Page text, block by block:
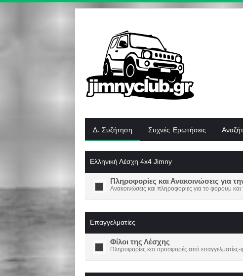
Δ. Συζήτηση Συχνές Ερωτήσεις
Ελληνική Λέσχη 4x4 Jimny
Πληροφορίες και Ανακοινώσεις για
Ανακοινώσεις και πληροφορίες για το φόρουμ
Επαγγελματίες
Φίλοι της Λέσχης
Πληροφορίες και προσφορές από επαγγελματίες-